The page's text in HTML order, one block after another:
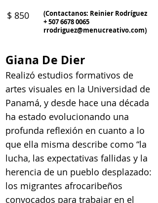
$ 850
(Contactanos: Reinier Rodríguez
+507 6678 0065
rrodriguez@menucreativo.com)
Giana De Dier
Realizó estudios formativos de
artes visuales en la Universidad de
Panamá, y desde hace una década
ha estado evolucionando una
profunda reflexión en cuanto a lo
que ella misma describe como “la
lucha, las expectativas fallidas y la
herencia de un pueblo desplazado:
los migrantes afrocaribeños
convocados para trabajar en el